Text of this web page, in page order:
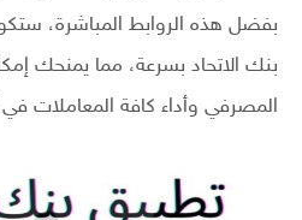
بفضل هذه الروابط المباشرة،
بنك الاتحاد بسرعة، مما يمنحك
المصرفي وأداء كافة المعاملات